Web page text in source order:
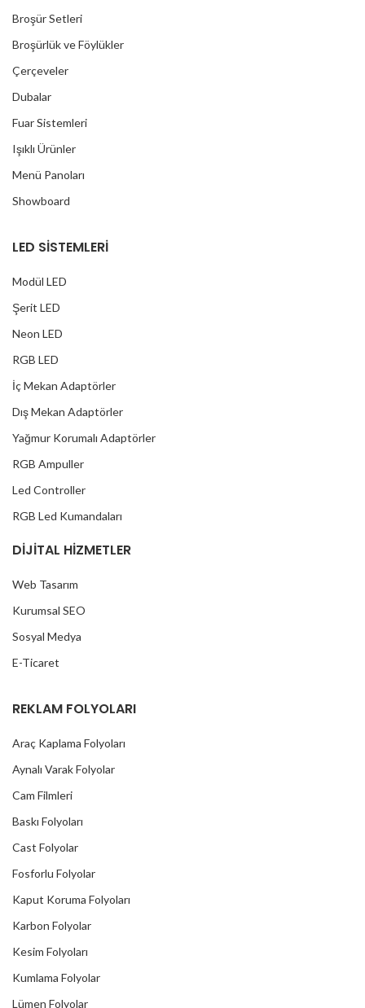
Broşür Setleri
Broşürlük ve Föylükler
Çerçeveler
Dubalar
Fuar Sistemleri
Işıklı Ürünler
Menü Panoları
Showboard
LED SİSTEMLERİ
Modül LED
Şerit LED
Neon LED
RGB LED
İç Mekan Adaptörler
Dış Mekan Adaptörler
Yağmur Korumalı Adaptörler
RGB Ampuller
Led Controller
RGB Led Kumandaları
DİJİTAL HİZMETLER
Web Tasarım
Kurumsal SEO
Sosyal Medya
E-Ticaret
REKLAM FOLYOLARI
Araç Kaplama Folyoları
Aynalı Varak Folyolar
Cam Filmleri
Baskı Folyoları
Cast Folyolar
Fosforlu Folyolar
Kaput Koruma Folyoları
Karbon Folyolar
Kesim Folyoları
Kumlama Folyolar
Lümen Folyolar